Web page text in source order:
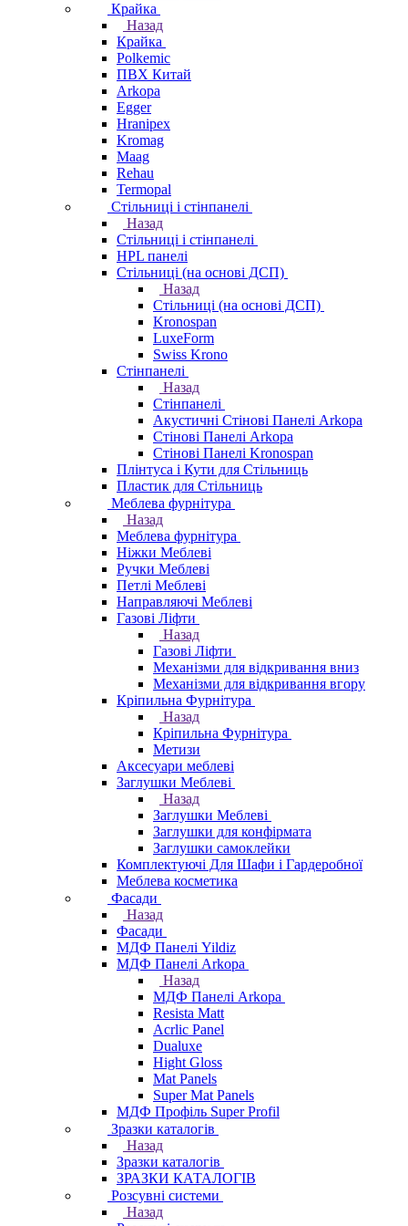
Крайка
Назад
Крайка
Polkemic
ПВХ Китай
Arkopa
Egger
Hranipex
Kromag
Maag
Rehau
Termopal
Стільниці і стінпанелі
Назад
Стільниці і стінпанелі
HPL панелі
Стільниці (на основі ДСП)
Назад
Стільниці (на основі ДСП)
Kronospan
LuxeForm
Swiss Krono
Стінпанелі
Назад
Стінпанелі
Акустичні Стінові Панелі Аrkopa
Стінові Панелі Arkopa
Стінові Панелі Kronospan
Плінтуса і Кути для Стільниць
Пластик для Стільниць
Меблева фурнітура
Назад
Меблева фурнітура
Ніжки Меблеві
Ручки Меблеві
Петлі Меблеві
Направляючі Меблеві
Газові Ліфти
Назад
Газові Ліфти
Механізми для відкривання вниз
Механізми для відкривання вгору
Кріпильна Фурнітура
Назад
Кріпильна Фурнітура
Метизи
Аксесуари меблеві
Заглушки Меблеві
Назад
Заглушки Меблеві
Заглушки для конфірмата
Заглушки самоклейки
Комплектуючі Для Шафи і Гардеробної
Меблева косметика
Фасади
Назад
Фасади
МДФ Панелі Yildiz
МДФ Панелі Arkopa
Назад
МДФ Панелі Arkopa
Resista Matt
Acrlic Panel
Dualuxe
Hight Gloss
Mat Panels
Super Mat Panels
МДФ Профіль Super Profil
Зразки каталогів
Назад
Зразки каталогів
ЗРАЗКИ КАТАЛОГІВ
Розсувні системи
Назад